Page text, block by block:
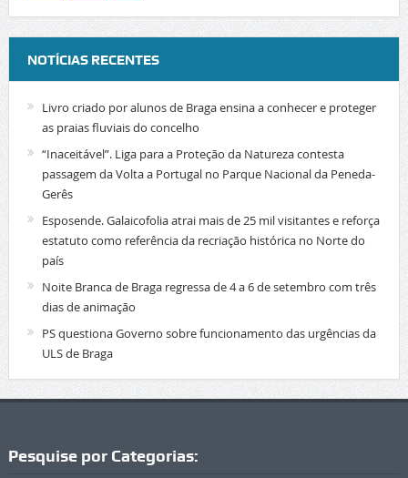
NOTÍCIAS RECENTES
Livro criado por alunos de Braga ensina a conhecer e proteger
as praias fluviais do concelho
“Inaceitável”. Liga para a Proteção da Natureza contesta
passagem da Volta a Portugal no Parque Nacional da Peneda-
Gerês
Esposende. Galaicofolia atrai mais de 25 mil visitantes e reforça
estatuto como referência da recriação histórica no Norte do
país
Noite Branca de Braga regressa de 4 a 6 de setembro com três
dias de animação
PS questiona Governo sobre funcionamento das urgências da
ULS de Braga
Pesquise por Categorias: